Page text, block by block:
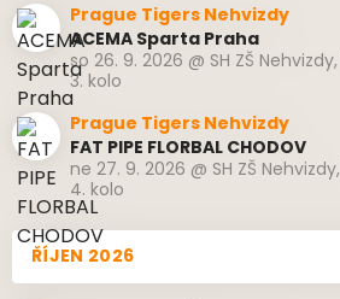
Prague Tigers Nehvizdy
ACEMA Sparta Praha
so 26. 9. 2026 @ SH ZŠ Nehvizdy,
3. kolo
Prague Tigers Nehvizdy
FAT PIPE FLORBAL CHODOV
ne 27. 9. 2026 @ SH ZŠ Nehvizdy,
4. kolo
ŘÍJEN 2026